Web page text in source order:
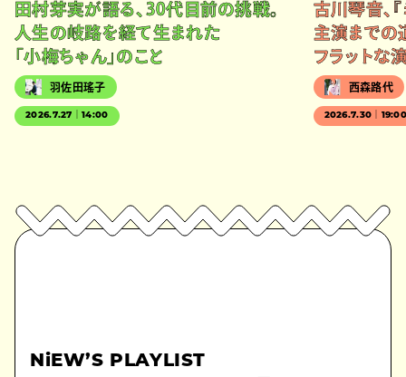
田村芽実が語る、30代目前の挑戦。
人生の岐路を経て生まれた
「小梅ちゃん」のこと
羽佐田瑤子
2026.7.27｜14:00
古川琴音、
主演までの
フラットな
西森路代
2026.7.30｜
NiEW’S PLAYLIST